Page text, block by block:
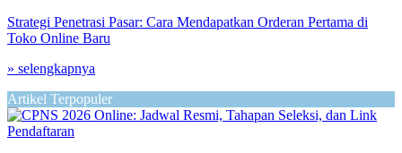
Strategi Penetrasi Pasar: Cara Mendapatkan Orderan Pertama di
Toko Online Baru
» selengkapnya
Artikel Terpopuler